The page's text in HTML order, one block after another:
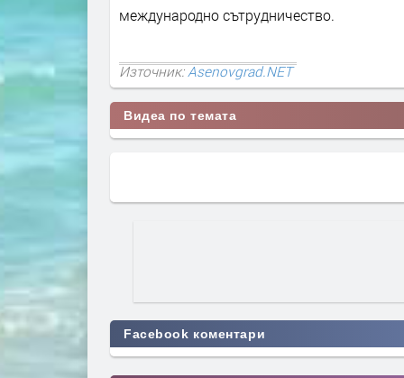
международно сътрудничество.
Източник:Asenovgrad.NET
Видеа по темата
Facebook коментари